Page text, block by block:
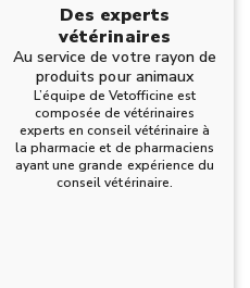
Des experts
vétérinaires
Au service de votre rayon de
produits pour animaux
L’équipe de Vetofficine est
composée de vétérinaires
experts en conseil vétérinaire à
la pharmacie et de pharmaciens
ayant une grande expérience du
conseil vétérinaire.